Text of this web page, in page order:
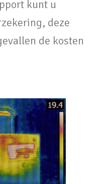
kunt u
deze
de kosten